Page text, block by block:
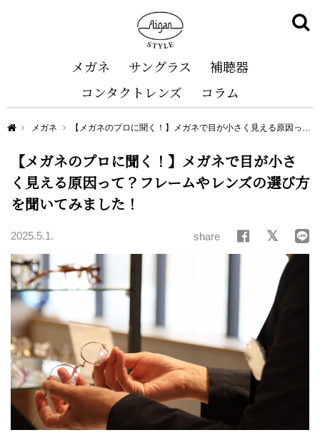
メガネ サングラス
補聴器
コンタクトレンズ
コラム
Aigan STYLE（メガネ・めがね）
メガネ 【メガネのプロに聞く！】メガネで目が小さく見える原因って？フレームやレンズの選び方を聞いてみました！
【メガネのプロに聞く！】メガネで目が小さ
く見える原因って？フレームやレンズの選び方
を聞いてみました！
2025.5.1. share